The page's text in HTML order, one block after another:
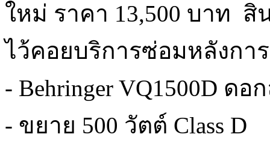
ใหม่ ราคา 13,500 บาท สิ
ไว้คอยบริการซ่อมหลังก
- Behringer VQ1500D ดอ
- ขยาย 500 วัตต์ Class D